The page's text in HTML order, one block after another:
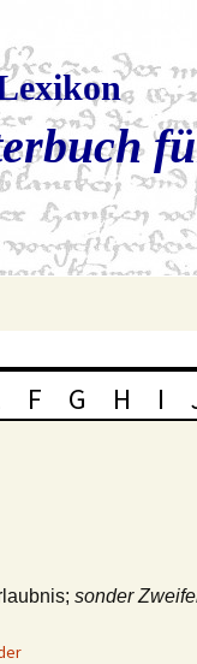
F G H I
sonder